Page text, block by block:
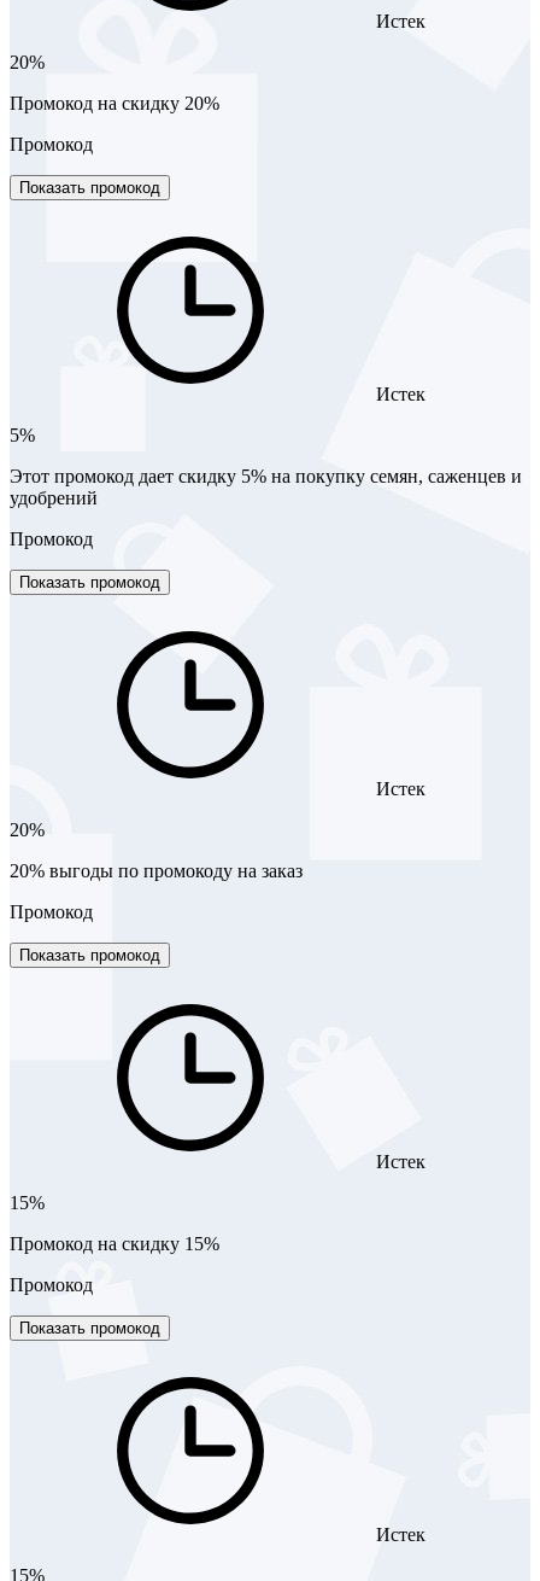
Истек
20%
Промокод на скидку 20%
Промокод
Показать промокод
Истек
5%
Этот промокод дает скидку 5% на покупку семян, саженцев и
удобрений
Промокод
Показать промокод
Истек
20%
20% выгоды по промокоду на заказ
Промокод
Показать промокод
Истек
15%
Промокод на скидку 15%
Промокод
Показать промокод
Истек
15%